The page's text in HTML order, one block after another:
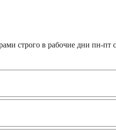
строго в рабочие дни пн-пт